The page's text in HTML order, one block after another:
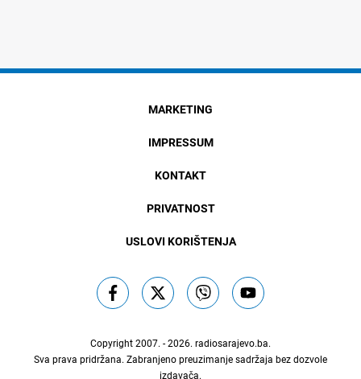
MARKETING
IMPRESSUM
KONTAKT
PRIVATNOST
USLOVI KORIŠTENJA
Copyright 2007. - 2026. radiosarajevo.ba.
Sva prava pridržana. Zabranjeno preuzimanje sadržaja bez dozvole
izdavača.